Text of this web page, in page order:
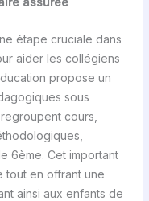
étape cruciale dans
aider les collégiens
propose un
sous
cours,
6ème. Cet important
tout en offrant une
ainsi aux enfants de